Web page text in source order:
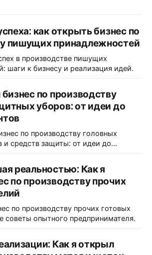
как открыть бизнес по
пишущих принадлежностей
в производстве пишущих
шаги к бизнесу и реализация идей.
по производству
уборов: от идеи до
по производству головных
и средств защиты: от идеи до
реальностью: Как я
по производству прочих
по производству прочих готовых
советы опытного предпринимателя.
Как я открыл